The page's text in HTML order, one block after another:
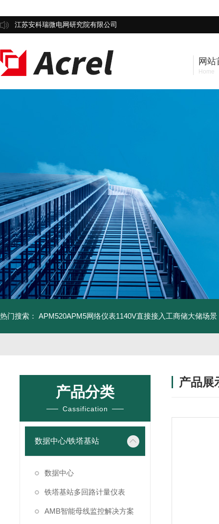
江苏安科瑞微电网研究院有限公司
网站
Home
热门搜索： APM520APM5网络仪表1140V直接接入工商储大储场景
产品分类
Cassification
数据中心/铁塔基站
数据中心
铁塔基站多回路计量仪表
AMB智能母线监控解决方案
产品展